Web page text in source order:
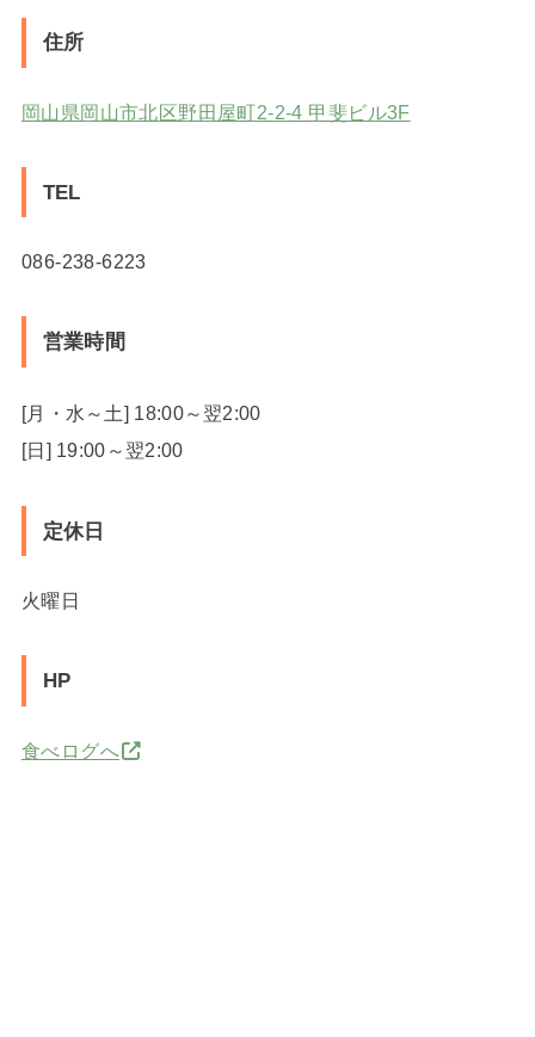
住所
岡山県岡山市北区野田屋町2-2-4 甲斐ビル3F
TEL
086-238-6223
営業時間
[月・水～土] 18:00～翌2:00
[日] 19:00～翌2:00
定休日
火曜日
HP
食べログへ